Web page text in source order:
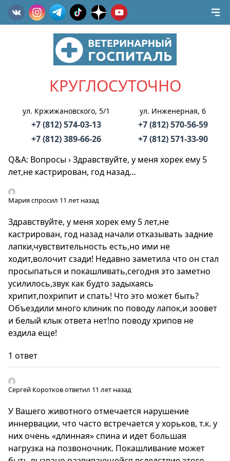
КРУГЛОСУТОЧНО
ул. Кржижановского, 5/1
+7 (812) 574-03-13
+7 (812) 389-66-26
ул. Инженерная, 6
+7 (812) 570-56-59
+7 (812) 571-33-90
Q&A: Вопросы›Здравствуйте, у меня хорек ему 5
лет,не кастрирован, год назад…
Марияспросил 11 лет назад
Здравствуйте, у меня хорек ему 5 лет,не
кастрирован, год назад начали отказывать задние
лапки,чувствительность есть,но ими не
ходит,волочит сзади! Недавно заметила что он стал
просыпаться и покашливать,сегодня это заметно
усилилось,звук как будто задыхаясь
хрипит,похрипит и спать! Что это может быть?
Объездили много клиник по поводу лапок,и зоовет
и белый клык ответа нет!по поводу хрипов не
ездила еще!
1 ответ
Сергей Коротковответил 11 лет назад
У Вашего животного отмечается нарушение
иннервации, что часто встречается у хорьков, т.к. у
них очень «длинная» спина и идет большая
нагрузка на позвоночник. Покашливание может